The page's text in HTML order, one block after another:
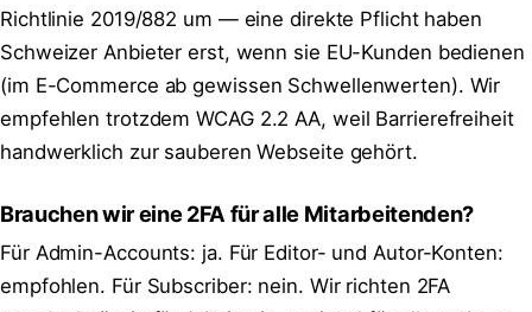
Richtlinie 2019/882 um — eine direkte Pflicht haben
Schweizer Anbieter erst, wenn sie EU-Kunden bedienen
(im E-Commerce ab gewissen Schwellenwerten). Wir
empfehlen trotzdem WCAG 2.2 AA, weil Barrierefreiheit
handwerklich zur sauberen Webseite gehört.
Brauchen wir eine 2FA für alle Mitarbeitenden?
Für Admin-Accounts: ja. Für Editor- und Autor-Konten:
empfohlen. Für Subscriber: nein. Wir richten 2FA